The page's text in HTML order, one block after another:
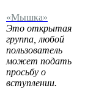
«Мышка»
Это открытая
группа, любой
пользователь
может подать
просьбу о
вступлении.